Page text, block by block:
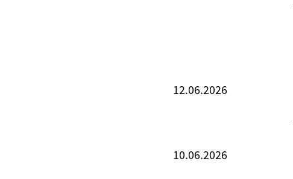
12.06.2026
10.06.2026